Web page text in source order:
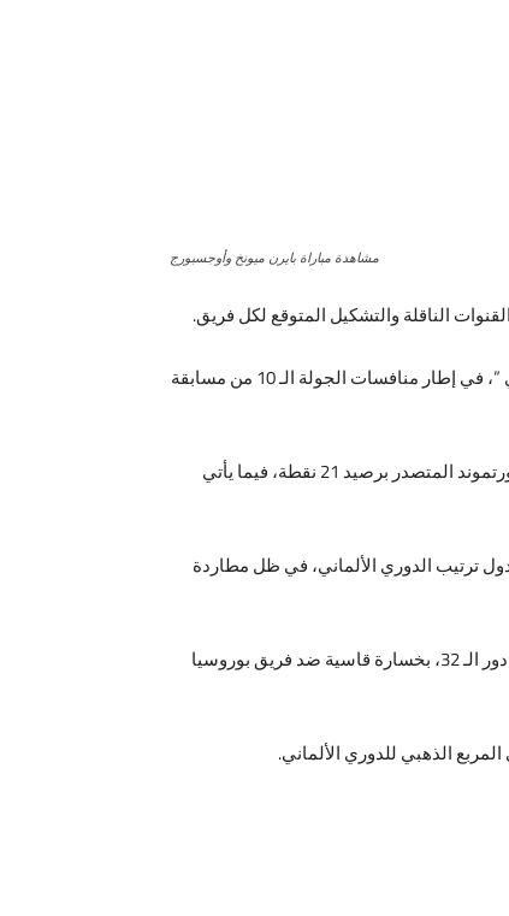
مشاهدة مباراة بايرن ميونخ وأوجسبورج
هذا ويأتي فريق بايرن ميونخ ضيفاً ثقيلاً غير مرحب به على يونيون برلين، على ان تكون المباراة في ضيافة إستاد ” آندر آلتن فورستيري ”، في إطار منافسات الجولة الـ 10 من مسابقة
ويحتل الفريق العريق بايرن ميونخ مقدمة جدول ترتيب الدوري الألماني، بعد حصوله على 22 نقطة وبفارق نقطة واحدة عن بوروسيا دورتموند المتصدر برصيد 21 نقطة، فيما يأتي
ترتيب الدوري الألماني، في ظل مطاردة
ويطمح فريق بايرن ميونخ، إلي مصالحة محبيه ومشجعيه في جميع أنحاء العالم بعد أن ودع الفريق البافاري بطولة كأس ألمانيا من دور الـ 32، بخسارة قاسية ضد فريق بوروسيا
الذهبي للدوري الألماني.